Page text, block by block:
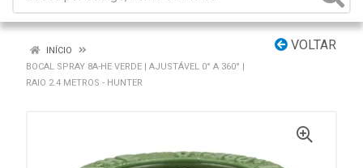
VOLTAR
INÍCIO
BOCAL SPRAY 8A-HE VERDE | AJUSTÁVEL 0° A 360° |
RAIO 2.4 METROS - HUNTER